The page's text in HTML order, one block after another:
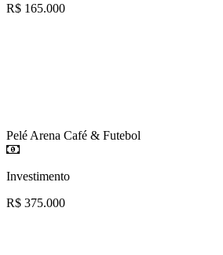
R$ 165.000
Pelé Arena Café & Futebol
Investimento
R$ 375.000